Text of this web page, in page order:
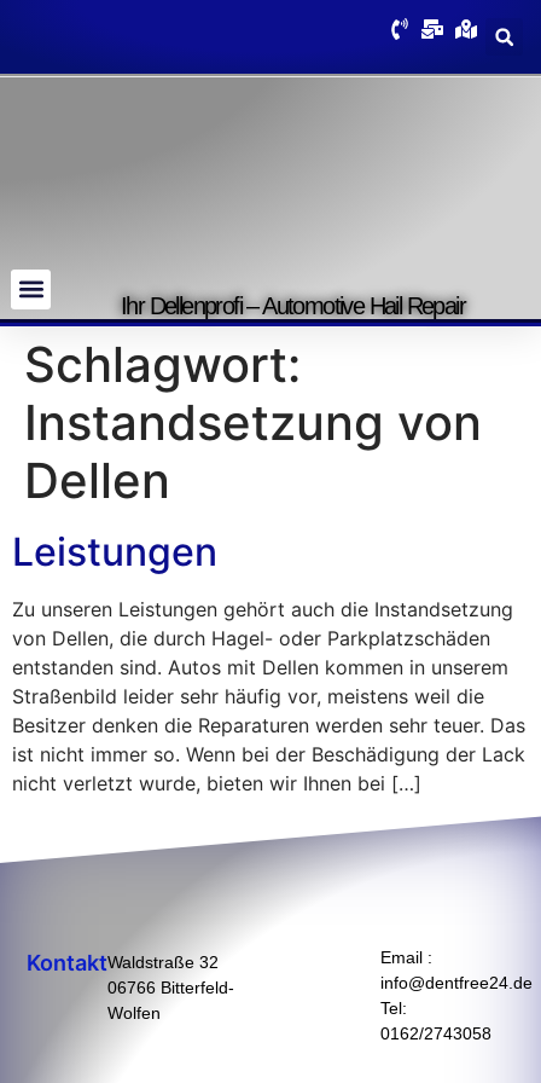
Ihr Dellenprofi – Automotive Hail Repair
Schlagwort:
Instandsetzung von
Dellen
Leistungen
Zu unseren Leistungen gehört auch die Instandsetzung
von Dellen, die durch Hagel- oder Parkplatzschäden
entstanden sind. Autos mit Dellen kommen in unserem
Straßenbild leider sehr häufig vor, meistens weil die
Besitzer denken die Reparaturen werden sehr teuer. Das
ist nicht immer so. Wenn bei der Beschädigung der Lack
nicht verletzt wurde, bieten wir Ihnen bei […]
KontaktWaldstraße 32
06766 Bitterfeld-
Wolfen
Email :
info@dentfree24.de
Tel:
0162/2743058